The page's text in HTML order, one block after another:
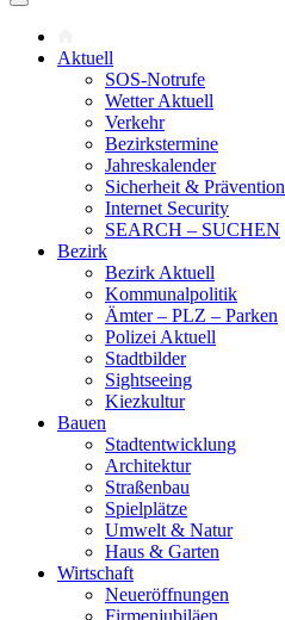
Aktuell
SOS-Notrufe
Wetter Aktuell
Verkehr
Bezirkstermine
Jahreskalender
Sicherheit & Prävention
Internet Security
SEARCH – SUCHEN
Bezirk
Bezirk Aktuell
Kommunalpolitik
Ämter – PLZ – Parken
Polizei Aktuell
Stadtbilder
Sightseeing
Kiezkultur
Bauen
Stadtentwicklung
Architektur
Straßenbau
Spielplätze
Umwelt & Natur
Haus & Garten
Wirtschaft
Neueröffnungen
Firmenjubiläen